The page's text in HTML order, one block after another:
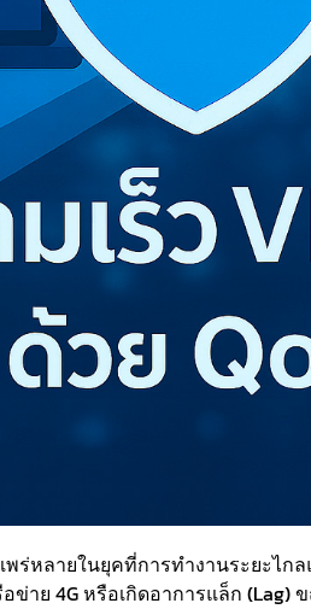
ร่หลายในยุคที่การทำงานระยะไก
าย 4G หรือเกิดอาการแล็ก (Lag)